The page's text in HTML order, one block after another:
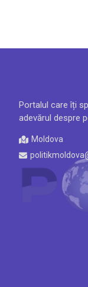
Portalul care îți
adevărul despre
Moldova